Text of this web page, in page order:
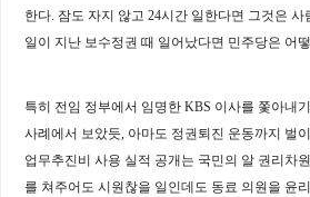
한다. 잠도 자지 않고 24시간 일한다면 그것은 사
일이 지난 보수정권 때 일어났다면 민주당은 어
특히 전임 정부에서 임명한 KBS 이사를 쫓아내
사례에서 보았듯, 아마도 정권퇴진 운동까지 벌
업무추진비 사용 실적 공개는 국민의 알 권리차
를 쳐주어도 시원찮을 일인데도 동료 의원을 윤